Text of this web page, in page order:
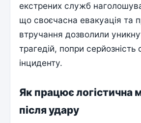
екстрених служб
що своєчасна евакуація та
втручання дозволили
трагедій, попри серйозність
інциденту.
Як працює логістична
після удару